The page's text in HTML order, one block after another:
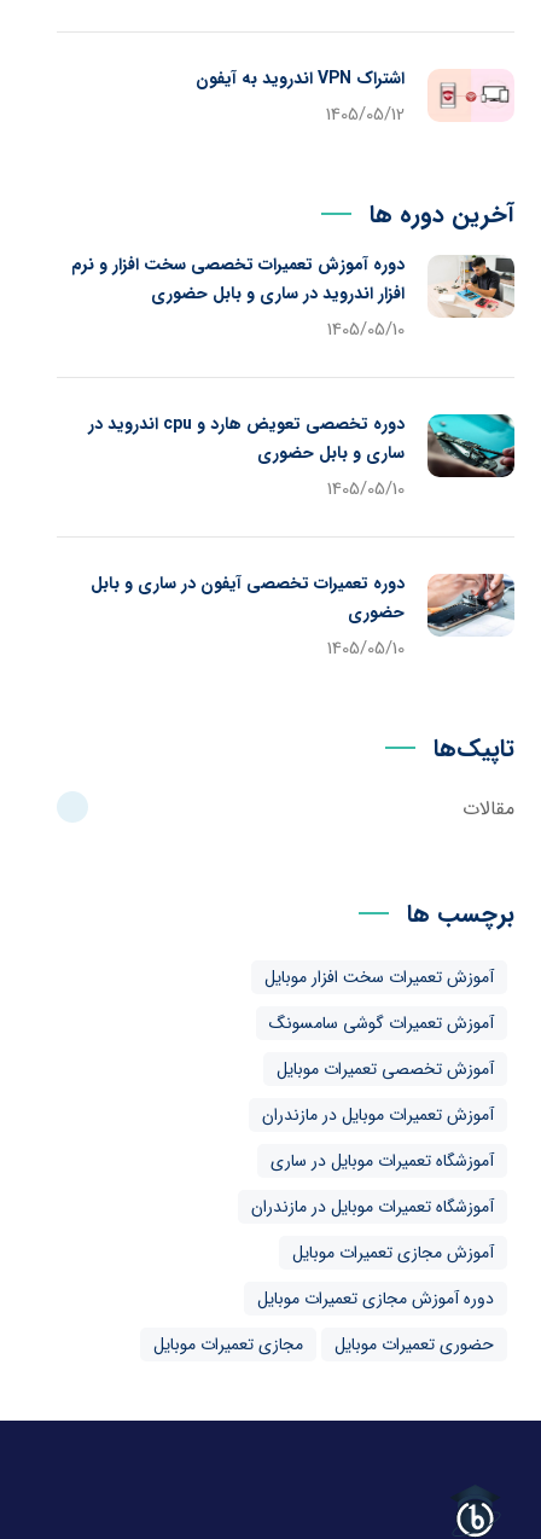
اشتراک VPN اندروید به آیفون
1405/05/12
آخرین دوره ها
دوره آموزش تعمیرات تخصصی سخت افزار و نرم
افزار اندروید در ساری و بابل حضوری
1405/05/10
دوره تخصصی تعویض هارد و cpu اندروید در
ساری و بابل حضوری
1405/05/10
دوره تعمیرات تخصصی آیفون در ساری و بابل
حضوری
1405/05/10
تاپیک‌ها
مقالات
برچسب ها
آموزش تعمیرات سخت افزار موبایل
آموزش تعمیرات گوشی سامسونگ
آموزش تخصصی تعمیرات موبایل
آموزش تعمیرات موبایل در مازندران
آموزشگاه تعمیرات موبایل در ساری
آموزشگاه تعمیرات موبایل در مازندران
آموزش مجازی تعمیرات موبایل
دوره آموزش مجازی تعمیرات موبایل
حضوری تعمیرات موبایل
مجازی تعمیرات موبایل